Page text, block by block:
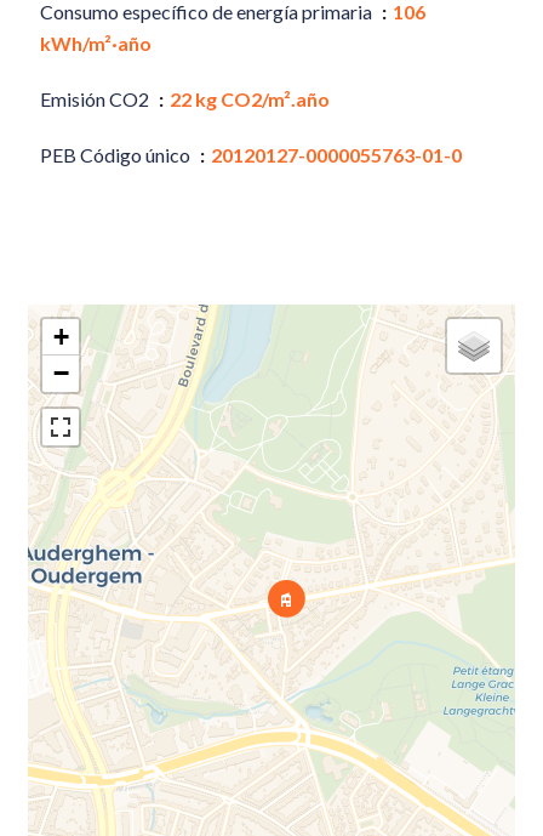
Consumo específico de energía primaria
106
kWh/m²·año
Emisión CO2 22 kg CO2/m².año
PEB Código único 20120127-0000055763-01-0
+
−